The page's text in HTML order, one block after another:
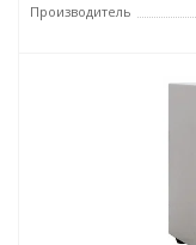
Производитель